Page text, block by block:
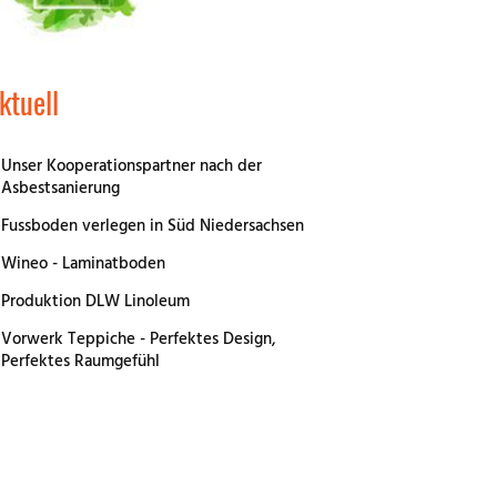
Unser Kooperationspartner nach der
Asbestsanierung
Fussboden verlegen in Süd Niedersachsen
Wineo - Laminatboden
Produktion DLW Linoleum
Vorwerk Teppiche - Perfektes Design,
Perfektes Raumgefühl